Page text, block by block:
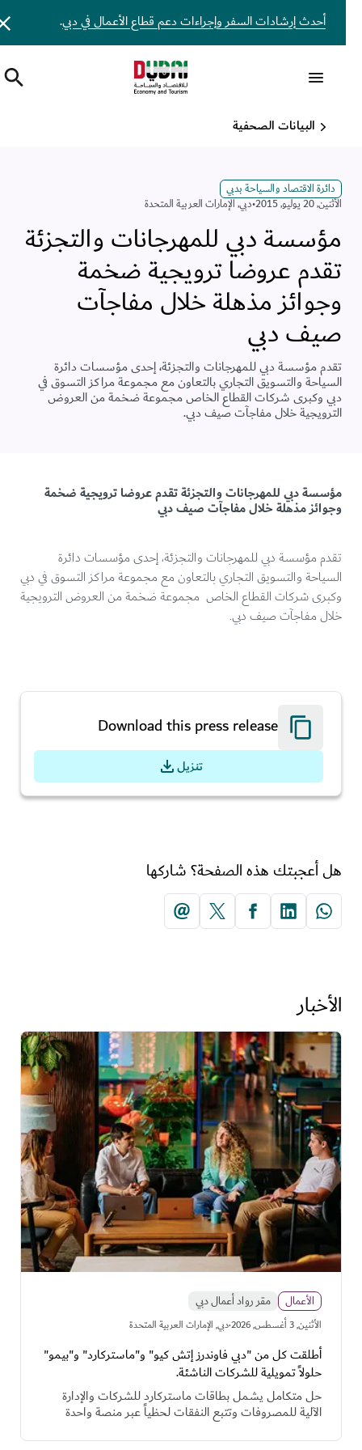
أحدث إرشادات السفر وإجراءات دعم قطاع الأعمال في دبي.
البيانات الصحفية
دائرة الاقتصاد والسياحة بدبي
اﻷثنين, 20 يوليو, 2015
•دبي,الإمارات العربية المتحدة
مؤسسة دبي للمهرجانات والتجزئة
تقدم عروضا ترويجية ضخمة
وجوائز مذهلة خلال مفاجآت
صيف دبي
تقدم مؤسسة دبي للمهرجانات والتجزئة، إحدى مؤسسات دائرة
السياحة والتسويق التجاري بالتعاون مع مجموعة مراكز التسوق في
دبي وكبرى شركات القطاع الخاص مجموعة ضخمة من العروض
الترويجية خلال مفاجآت صيف دبي.
مؤسسة دبي للمهرجانات والتجزئة تقدم عروضا ترويجية ضخمة
وجوائز مذهلة خلال مفاجآت صيف دبي
تقدم مؤسسة دبي للمهرجانات والتجزئة، إحدى مؤسسات دائرة
السياحة والتسويق التجاري بالتعاون مع مجموعة مراكز التسوق في دبي
وكبرى شركات القطاع الخاص مجموعة ضخمة من العروض الترويجية
خلال مفاجآت صيف دبي.
Download this press release
تنزيل
هل أعجبتك هذه الصفحة؟ شاركها
الأخبار
الأعمال مقر رواد أعمال دبي
اﻷثنين, 3 أغسطس, 2026 ·دبي, الإمارات العربية المتحدة
أطلقت كل من "دبي فاوندرز إتش كيو" و"ماستركارد" و"بيمو"
حلولاً تمويلية للشركات الناشئة.
حل متكامل يشمل بطاقات ماستركارد للشركات والإدارة
الآلية للمصروفات وتتبع النفقات لحظياً عبر منصة واحدة